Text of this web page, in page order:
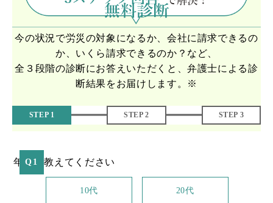
今の状況で労災の対象になるか、会社に請求できるの
か、いくら請求できるのか？など、
全３段階の診断にお答えいただくと、弁護士による診
断結果をお届けします。※
STEP 1 STEP 2 STEP 3
Q1
年代を教えてください
10代 20代